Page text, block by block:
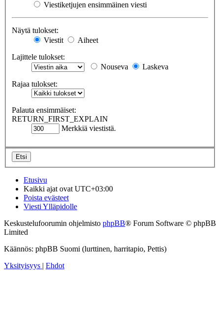
Viestiketjujen ensimmäinen viesti
Näytä tulokset:
Viestit
Aiheet
Lajittele tulokset:
Nouseva
Laskeva
Rajaa tulokset:
Palauta ensimmäiset:
RETURN_FIRST_EXPLAIN
Merkkiä viestistä.
Etusivu
Kaikki ajat ovat UTC+03:00
Poista evästeet
Viesti Ylläpidolle
Keskustelufoorumin ohjelmisto phpBB® Forum Software © phpBB
Limited
Käännös: phpBB Suomi (lurttinen, harritapio, Pettis)
Yksityisyys | Ehdot